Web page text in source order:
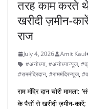
तरह काम करते
खरीदी ज़मीन-
राज
July 4, 2026 Amit Kaul
#अयोध्या,#अयोध्यान्यूज,
#राममंदिरदान,#राममंदिरन्यूज,
राम मंदिर दान चोरी मामला:
के पैसों से खरीदी ज़मीन-